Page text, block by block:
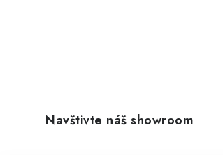
Navštivte náš showroom